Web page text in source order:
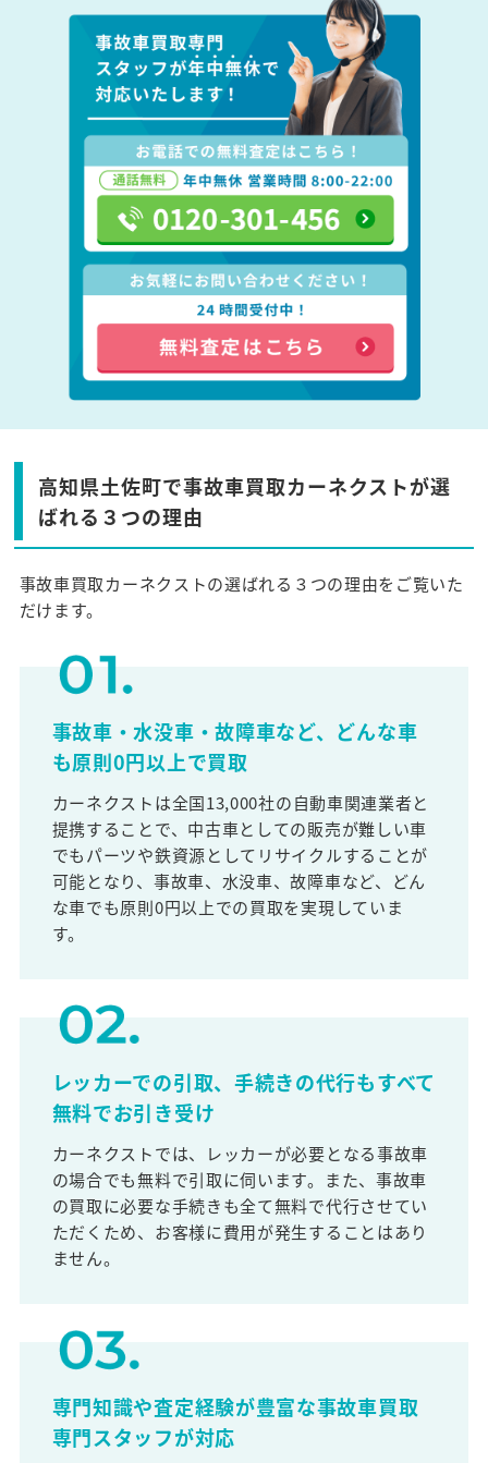
高知県土佐町で事故車買取カーネクストが選
ばれる３つの理由
事故車買取カーネクストの選ばれる３つの理由をご覧いた
だけます。
事故車・水没車・故障車など、どんな車
も原則0円以上で買取
カーネクストは全国13,000社の自動車関連業者と
提携することで、中古車としての販売が難しい車
でもパーツや鉄資源としてリサイクルすることが
可能となり、事故車、水没車、故障車など、どん
な車でも原則0円以上での買取を実現していま
す。
レッカーでの引取、手続きの代行もすべて
無料でお引き受け
カーネクストでは、レッカーが必要となる事故車
の場合でも無料で引取に伺います。また、事故車
の買取に必要な手続きも全て無料で代行させてい
ただくため、お客様に費用が発生することはあり
ません。
専門知識や査定経験が豊富な事故車買取
専門スタッフが対応